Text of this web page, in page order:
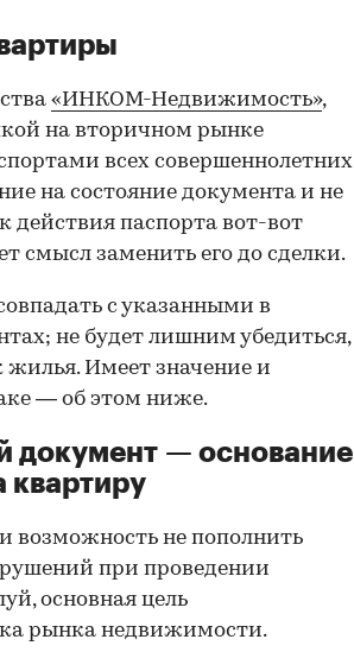
«ИНКОМ-Недвижимость»,
на вторичном рынке
всех совершеннолетних
на состояние документа и не
действия паспорта вот-вот
смысл заменить его до сделки.
с указанными в
не будет лишним убедиться,
жилья. Имеет значение и
— об этом ниже.
документ — основание
квартиру
и возможность не пополнить
при проведении
основная цель
рынка недвижимости.